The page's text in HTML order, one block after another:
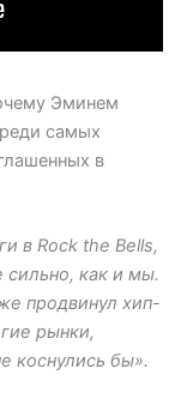
Эминем
самых
в
в Rock the Bells,
сильно, как и мы.
продвинул хип-
рынки,
коснулись бы».